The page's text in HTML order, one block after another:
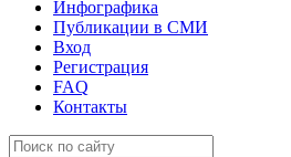
Инфографика
Публикации в СМИ
Вход
Регистрация
FAQ
Контакты